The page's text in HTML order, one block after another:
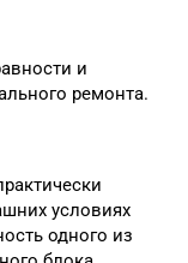
и
ремонта.
условиях
одного из